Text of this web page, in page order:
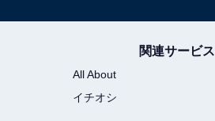
関連サービス
All About
イチオシ